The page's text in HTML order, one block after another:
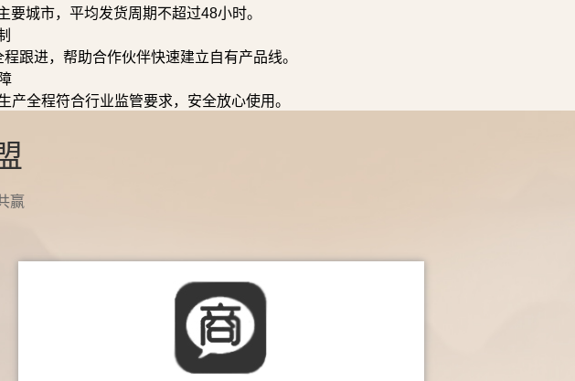
城市，平均发货周期不超过48小时。
跟进，帮助合作伙伴快速建立自有产品线。
全程符合行业监管要求，安全放心使用。
赢